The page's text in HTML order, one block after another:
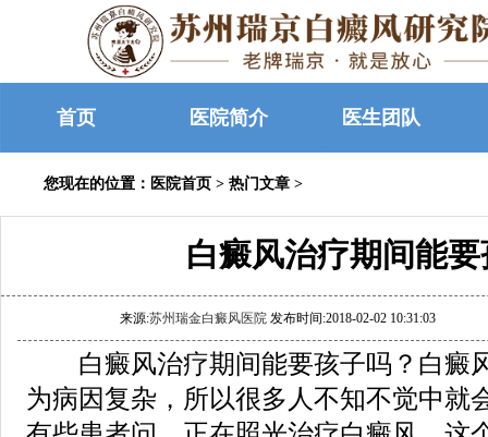
首页 医院简介 医生团队
您现在的位置： 医院首页 > 热门文章 >
白癜风治疗期间能
来源:苏州瑞金白癜风医院 发布时间:2018-02-02 10:31:03
白癜风治疗期间能要孩子吗？白癜
为病因复杂，所以很多人不知不觉中就